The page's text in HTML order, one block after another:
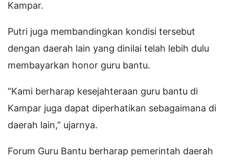
Kampar.
Putri juga membandingkan kondisi tersebut
dengan daerah lain yang dinilai telah lebih dulu
membayarkan honor guru bantu.
“Kami berharap kesejahteraan guru bantu di
Kampar juga dapat diperhatikan sebagaimana di
daerah lain,” ujarnya.
Forum Guru Bantu berharap pemerintah daerah